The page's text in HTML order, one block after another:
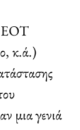
ΕΟΤ
κ.ά.)
μια γενιά